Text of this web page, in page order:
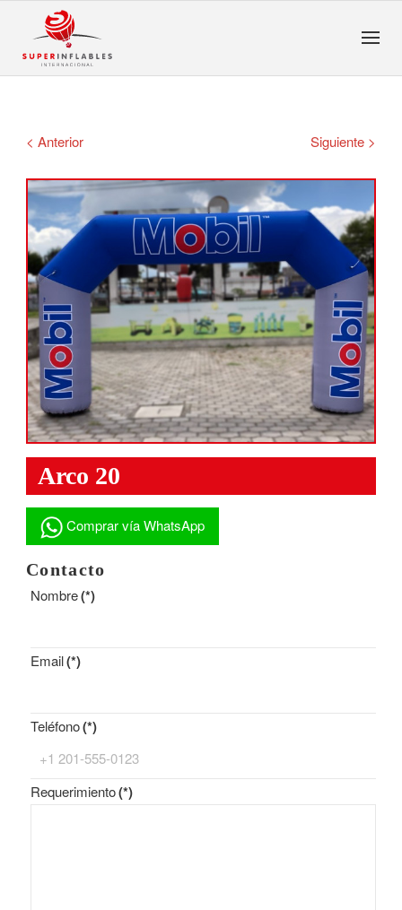
< Anterior Siguiente >
Arco 20
Comprar vía WhatsApp
Contacto
Nombre(*)
Email(*)
Teléfono(*)
Requerimiento(*)